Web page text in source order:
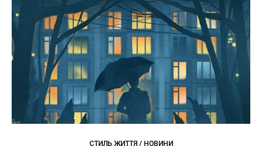
СТИЛЬ ЖИТТЯ / НОВИНИ